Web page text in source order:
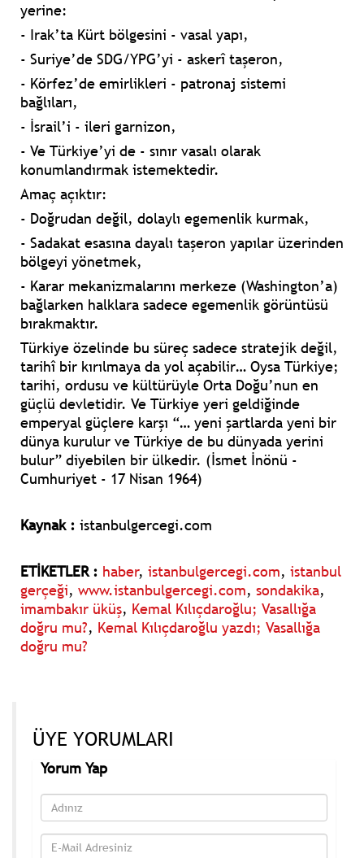
yerine:
- Irak’ta Kürt bölgesini - vasal yapı,
- Suriye’de SDG/YPG’yi - askerî taşeron,
- Körfez’de emirlikleri - patronaj sistemi
bağlıları,
- İsrail’i - ileri garnizon,
- Ve Türkiye’yi de - sınır vasalı olarak
konumlandırmak istemektedir.
Amaç açıktır:
- Doğrudan değil, dolaylı egemenlik kurmak,
- Sadakat esasına dayalı taşeron yapılar üzerinden
bölgeyi yönetmek,
- Karar mekanizmalarını merkeze (Washington’a)
bağlarken halklara sadece egemenlik görüntüsü
bırakmaktır.
Türkiye özelinde bu süreç sadece stratejik değil,
tarihî bir kırılmaya da yol açabilir… Oysa Türkiye;
tarihi, ordusu ve kültürüyle Orta Doğu’nun en
güçlü devletidir. Ve Türkiye yeri geldiğinde
emperyal güçlere karşı “… yeni şartlarda yeni bir
dünya kurulur ve Türkiye de bu dünyada yerini
bulur” diyebilen bir ülkedir. (İsmet İnönü -
Cumhuriyet - 17 Nisan 1964)
Kaynak : istanbulgercegi.com
ETİKETLER : haber, istanbulgercegi.com, istanbul
gerçeği, www.istanbulgercegi.com, sondakika,
imambakır üküş, Kemal Kılıçdaroğlu; Vasallığa
doğru mu?, Kemal Kılıçdaroğlu yazdı; Vasallığa
doğru mu?
ÜYE YORUMLARI
Yorum Yap